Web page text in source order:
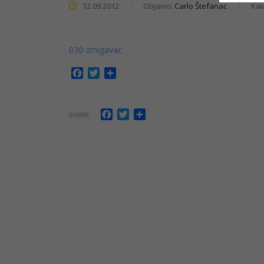
12.09.2012 Objavio: Carlo Štefanac
030-zmigavac
Facebook
Twitter
SHARE Facebook
Twitter